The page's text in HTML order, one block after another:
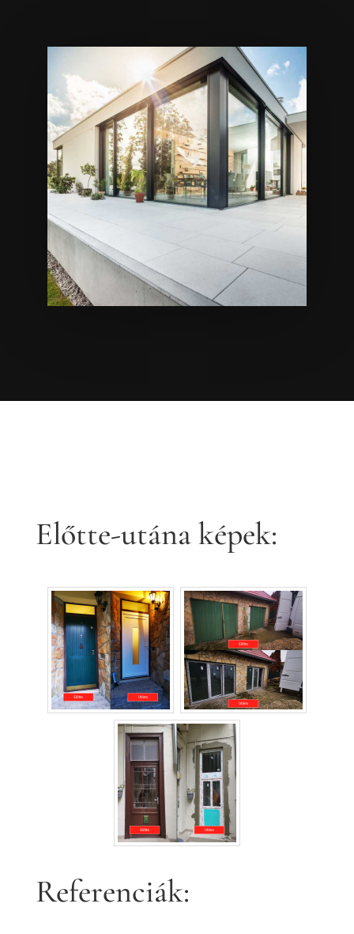
Előtte-utána képek:
Referenciák: